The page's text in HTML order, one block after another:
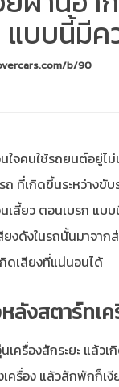
แบบนี้มีค
b/90
จคนใช้รถยนต์อยู่ไม่
ถ ที่เกิดขึ้นระหว่างขับ
ลี้ยว ตอนเบรก แบบ
งดังในรถนั้นมาจาก
ดเสียงที่แน่นอนได้
ลังสตาร์ทเ
เครื่องสักระยะ แล้วเ
ครื่อง แล้วสักพักก็เงี